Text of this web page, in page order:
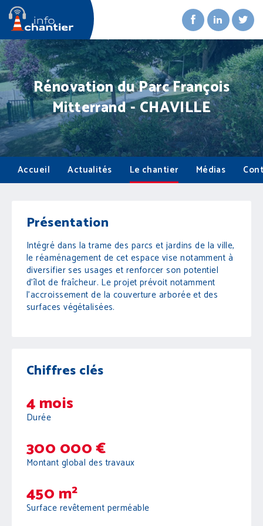
Rénovation du Parc François
Mitterrand - CHAVILLE
Accueil Actualités Le chantier Médias
Présentation
Intégré dans la trame des parcs et jardins de la ville,
le réaménagement de cet espace vise notamment à
diversifier ses usages et renforcer son potentiel
d'îlot de fraîcheur. Le projet prévoit notamment
l'accroissement de la couverture arborée et des
surfaces végétalisées.
Chiffres clés
4 mois
Durée
300 000 €
Montant global des travaux
450 m²
Surface revêtement perméable